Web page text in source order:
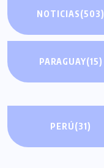
NOTICIAS(503)
PARAGUAY(15)
PERÚ(31)